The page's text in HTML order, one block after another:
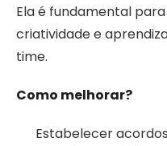
Ela é fundamental
criatividade e
time.
Como melhorar?
Estabelecer